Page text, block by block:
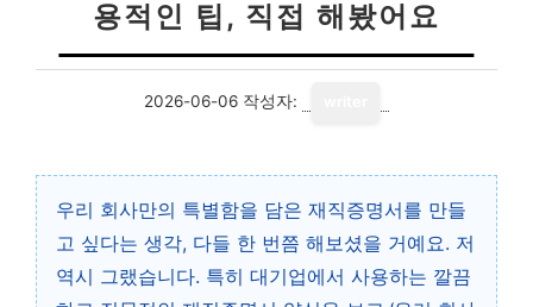
용적인 팁, 직접 해봤어요
2026-06-06 작성자:
우리 회사만의 특별함을 담은 재직증명서를 만들
고 싶다는 생각, 다들 한 번쯤 해보셨을 거예요. 저
역시 그랬습니다. 특히 대기업에서 사용하는 깔끔